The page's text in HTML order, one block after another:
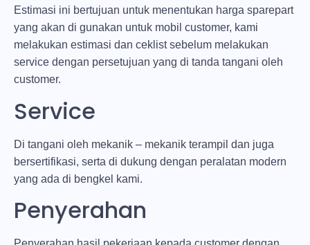
Estimasi ini bertujuan untuk menentukan harga sparepart
yang akan di gunakan untuk mobil customer, kami
melakukan estimasi dan ceklist sebelum melakukan
service dengan persetujuan yang di tanda tangani oleh
customer.
Service
Di tangani oleh mekanik – mekanik terampil dan juga
bersertifikasi, serta di dukung dengan peralatan modern
yang ada di bengkel kami.
Penyerahan